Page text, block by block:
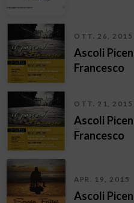
OTT. 26, 2015
Ascoli
Francesco
OTT. 21, 2015
Ascoli
Francesco
APR. 19, 2015
Ascoli